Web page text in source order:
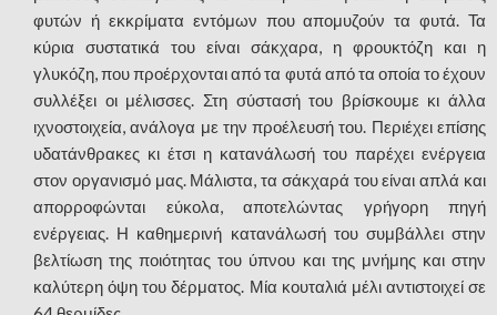
φυτών ή εκκρίματα εντόμων που απομυζούν τα φυτά. Τα
κύρια συστατικά του είναι σάκχαρα, η φρουκτόζη και η
γλυκόζη, που προέρχονται από τα φυτά από τα οποία το έχουν
συλλέξει οι μέλισσες. Στη σύστασή του βρίσκουμε κι άλλα
ιχνοστοιχεία, ανάλογα με την προέλευσή του. Περιέχει επίσης
υδατάνθρακες κι έτσι η κατανάλωσή του παρέχει ενέργεια
στον οργανισμό μας. Μάλιστα, τα σάκχαρά του είναι απλά και
απορροφώνται εύκολα, αποτελώντας γρήγορη πηγή
ενέργειας. Η καθημερινή κατανάλωσή του συμβάλλει στην
βελτίωση της ποιότητας του ύπνου και της μνήμης και στην
καλύτερη όψη του δέρματος. Μία κουταλιά μέλι αντιστοιχεί σε